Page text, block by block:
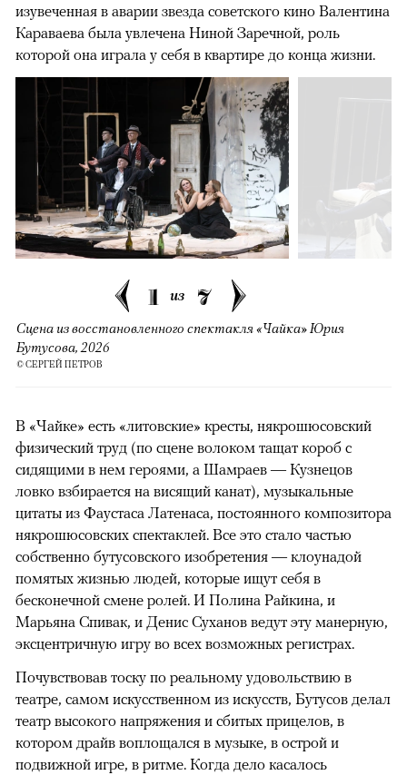
изувеченная в аварии звезда советского кино Валентина
Караваева была увлечена Ниной Заречной, роль
которой она играла у себя в квартире до конца жизни.
1 из 7
Сцена из восстановленного спектакля «Чайка» Юрия
Бутусова, 2026
© СЕРГЕЙ ПЕТРОВ
В «Чайке» есть «литовские» кресты, някрошюсовский
физический труд (по сцене волоком тащат короб с
сидящими в нем героями, а Шамраев — Кузнецов
ловко взбирается на висящий канат), музыкальные
цитаты из Фаустаса Латенаса, постоянного композитора
някрошюсовских спектаклей. Все это стало частью
собственно бутусовского изобретения — клоунадой
помятых жизнью людей, которые ищут себя в
бесконечной смене ролей. И Полина Райкина, и
Марьяна Спивак, и Денис Суханов ведут эту манерную,
эксцентричную игру во всех возможных регистрах.
Почувствовав тоску по реальному удовольствию в
театре, самом искусственном из искусств, Бутусов делал
театр высокого напряжения и сбитых прицелов, в
котором драйв воплощался в музыке, в острой и
подвижной игре, в ритме. Когда дело касалось